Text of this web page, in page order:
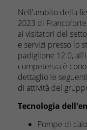
Nell'ambito della
2023 di
ai visitatori del
e servizi presso lo
padiglione 12.0,
competenza è
dettaglio le
di attività del
Tecnologia
Pompe di